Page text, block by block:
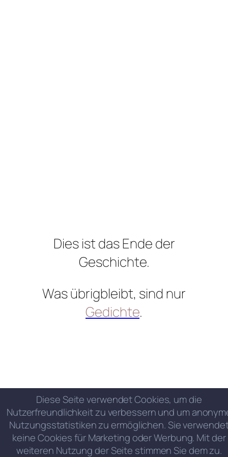
Dies ist das Ende der
Geschichte.
Was übrigbleibt, sind nur
Gedichte.
Diese Seite verwendet Cookies, um die
Nutzerfreundlichkeit zu verbessern und um
Nutzungsstatistiken zu ermöglichen. Sie
keine Cookies für Marketing oder Werbung. Mit der
weiteren Nutzung der Seite stimmen Sie dem zu.